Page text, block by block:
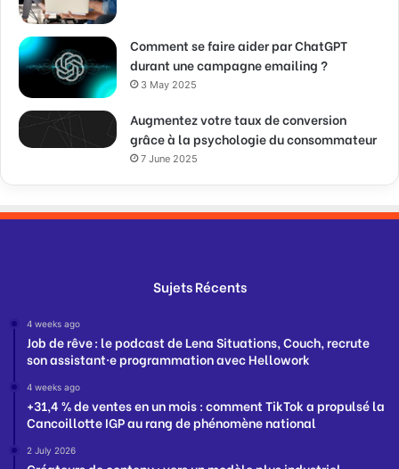
Comment se faire aider par ChatGPT
durant une campagne emailing ?
3 May 2025
Augmentez votre taux de conversion
grâce à la psychologie du consommateur
7 June 2025
Sujets Récents
4 weeks ago
Job de rêve : le podcast de Lena Situations, Couch, recrute
son assistant·e programmation avec Hellowork
4 weeks ago
+31,4 % de ventes en un mois : comment TikTok a propulsé la
Cancoillotte IGP au rang de phénomène national
2 July 2026